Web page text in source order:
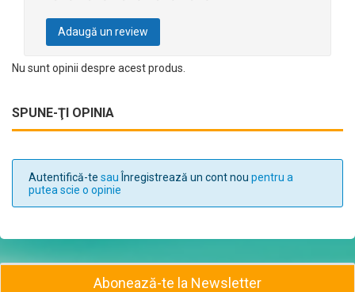
Adaugă un review
Nu sunt opinii despre acest produs.
SPUNE-ŢI OPINIA
Autentifică-te sauÎnregistrează un cont nou pentru a
putea scie o opinie
Abonează-te la Newsletter